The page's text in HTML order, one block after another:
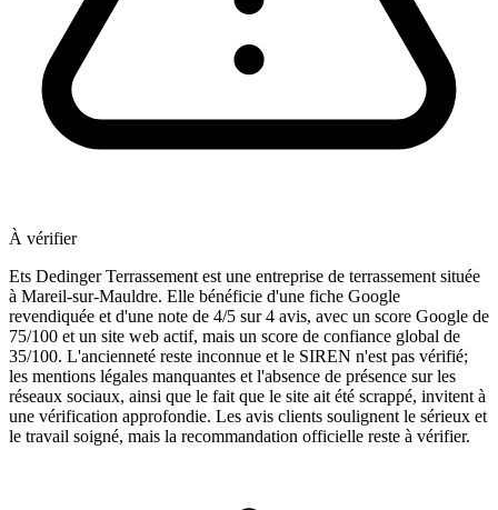
À vérifier
Ets Dedinger Terrassement est une entreprise de terrassement située
à Mareil-sur-Mauldre. Elle bénéficie d'une fiche Google
revendiquée et d'une note de 4/5 sur 4 avis, avec un score Google de
75/100 et un site web actif, mais un score de confiance global de
35/100. L'ancienneté reste inconnue et le SIREN n'est pas vérifié;
les mentions légales manquantes et l'absence de présence sur les
réseaux sociaux, ainsi que le fait que le site ait été scrappé, invitent à
une vérification approfondie. Les avis clients soulignent le sérieux et
le travail soigné, mais la recommandation officielle reste à vérifier.